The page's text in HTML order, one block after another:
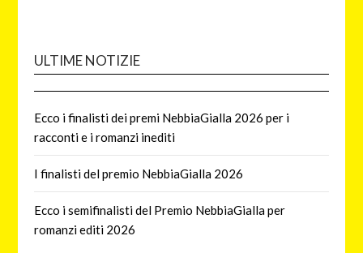
ULTIME NOTIZIE
Ecco i finalisti dei premi NebbiaGialla 2026 per i
racconti e i romanzi inediti
I finalisti del premio NebbiaGialla 2026
Ecco i semifinalisti del Premio NebbiaGialla per
romanzi editi 2026